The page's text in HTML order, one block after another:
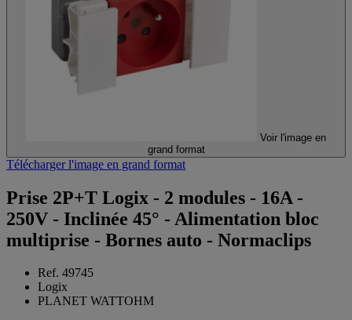
Voir l'image en
grand format
Télécharger l'image en grand format
Prise 2P+T Logix - 2 modules - 16A -
250V - Inclinée 45° - Alimentation bloc
multiprise - Bornes auto - Normaclips
Ref. 49745
Logix
PLANET WATTOHM